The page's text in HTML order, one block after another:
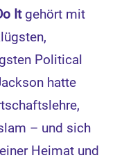
It gehört mit
Political
hatte
– und sich
Heimat und